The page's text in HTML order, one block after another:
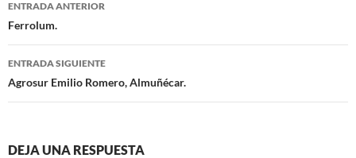
Navegación
de
entradas
ENTRADA ANTERIOR
Ferrolum.
ENTRADA SIGUIENTE
Agrosur Emilio Romero, Almuñécar.
DEJA UNA RESPUESTA